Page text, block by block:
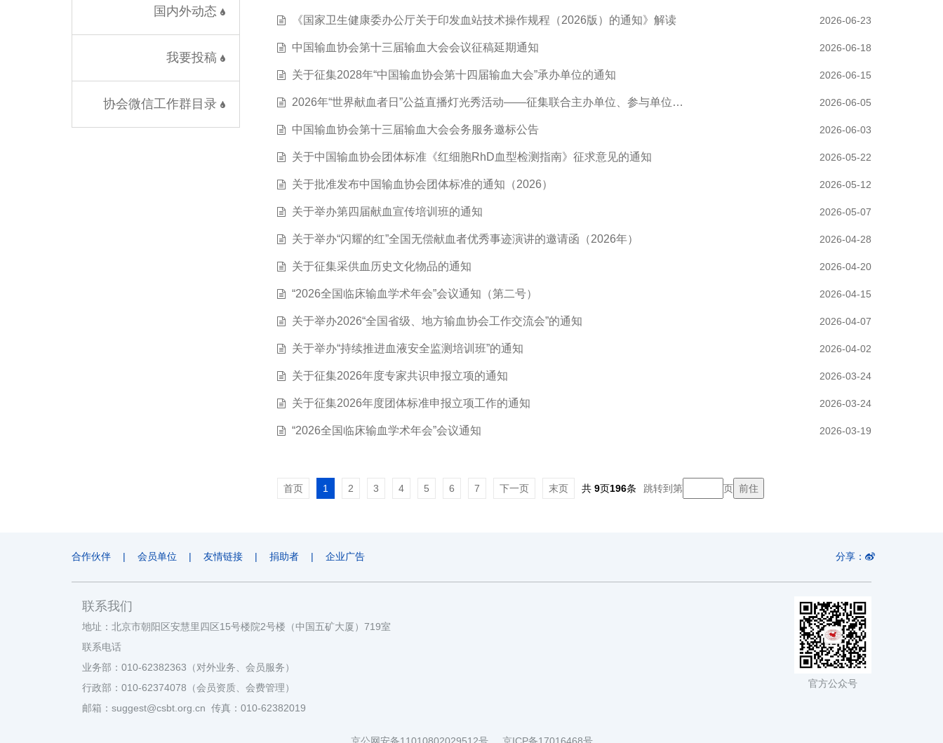
国内外动态
我要投稿
协会微信工作群目录
《国家卫生健康委办公厅关于印发血站技术操作规程（2026版）的通知》解读 2026-06-23
中国输血协会第十三届输血大会会议征稿延期通知 2026-06-18
关于征集2028年“中国输血协会第十四届输血大会”承办单位的通知 2026-06-15
2026年“世界献血者日”公益直播灯光秀活动——征集联合主办单位、参与单位… 2026-06-05
中国输血协会第十三届输血大会会务服务邀标公告 2026-06-03
关于中国输血协会团体标准《红细胞RhD血型检测指南》征求意见的通知 2026-05-22
关于批准发布中国输血协会团体标准的通知（2026） 2026-05-12
关于举办第四届献血宣传培训班的通知 2026-05-07
关于举办“闪耀的红”全国无偿献血者优秀事迹演讲的邀请函（2026年） 2026-04-28
关于征集采供血历史文化物品的通知 2026-04-20
“2026全国临床输血学术年会”会议通知（第二号） 2026-04-15
关于举办2026“全国省级、地方输血协会工作交流会”的通知 2026-04-07
关于举办“持续推进血液安全监测培训班”的通知 2026-04-02
关于征集2026年度专家共识申报立项的通知 2026-03-24
关于征集2026年度团体标准申报立项工作的通知 2026-03-24
“2026全国临床输血学术年会”会议通知 2026-03-19
首页 1 2 3 4 5 6 7 下一页 末页 共 9页196条 跳转到第 页
合作伙伴 | 会员单位 | 友情链接 | 捐助者 | 企业广告 分享：
联系我们
地址：北京市朝阳区安慧里四区15号楼院2号楼（中国五矿大厦）719室
联系电话
业务部：010-62382363（对外业务、会员服务）
行政部：010-62374078（会员资质、会费管理）
邮箱：suggest@csbt.org.cn 传真：010-62382019
官方公众号